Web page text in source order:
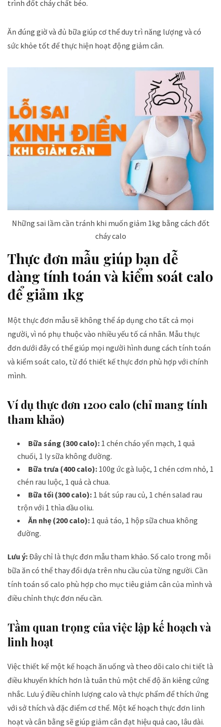
trình đốt cháy chất béo.
Ăn đúng giờ và đủ bữa giúp cơ thể duy trì năng lượng và có
sức khỏe tốt để thực hiện hoạt động giảm cân.
Những sai lầm cần tránh khi muốn giảm 1kg bằng cách đốt
cháy calo
Thực đơn mẫu giúp bạn dễ
dàng tính toán và kiểm soát calo
để giảm 1kg
Một thực đơn mẫu sẽ không thể áp dụng cho tất cả mọi
người, vì nó phụ thuộc vào nhiều yếu tố cá nhân. Mẫu thực
đơn dưới đây có thể giúp mọi người hình dung cách tính toán
và kiểm soát calo, từ đó thiết kế thực đơn phù hợp với chính
mình.
Ví dụ thực đơn 1200 calo (chỉ mang tính
tham khảo)
Bữa sáng (300 calo): 1 chén cháo yến mạch, 1 quả
chuối, 1 ly sữa không đường.
Bữa trưa (400 calo): 100g ức gà luộc, 1 chén cơm nhỏ, 1
chén rau luộc, 1 quả cà chua.
Bữa tối (300 calo): 1 bát súp rau củ, 1 chén salad rau
trộn với 1 thìa dầu oliu.
Ăn nhẹ (200 calo): 1 quả táo, 1 hộp sữa chua không
đường.
Lưu ý:Đây chỉ là thực đơn mẫu tham khảo. Số calo trong mỗi
bữa ăn có thể thay đổi dựa trên nhu cầu của từng người. Cần
tính toán số calo phù hợp cho mục tiêu giảm cân của mình và
điều chỉnh thực đơn nếu cần.
Tầm quan trọng của việc lập kế hoạch và
linh hoạt
Việc thiết kế một kế hoạch ăn uống và theo dõi calo chi tiết là
điều khuyến khích hơn là tuân thủ một chế độ ăn kiêng cứng
nhắc. Lưu ý điều chỉnh lượng calo và thực phẩm để thích ứng
với sở thích và đặc điểm cơ thể. Một kế hoạch thực đơn linh
hoạt và cân bằng sẽ giúp giảm cân đạt hiệu quả cao, lâu dài.